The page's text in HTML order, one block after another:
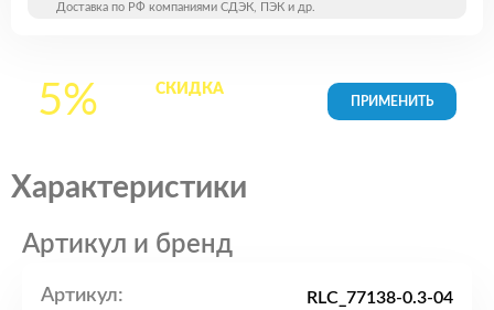
Доставка по РФ компаниями СДЭК, ПЭК и др.
5% СКИДКАна все
Характеристики
Артикул и бренд
Артикул: RLC_77138-0.3-04